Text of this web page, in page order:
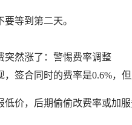
要等到第二天。
突然涨了：警惕费率调整
，签合同时的费率是0.6%，
低价，后期偷偷改费率或加服